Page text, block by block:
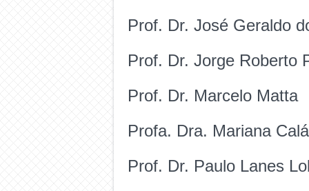
Prof. Dr. José Geraldo
Prof. Dr. Jorge Roberto
Prof. Dr. Marcelo Matta
Profa. Dra. Mariana
Prof. Dr. Paulo Lanes